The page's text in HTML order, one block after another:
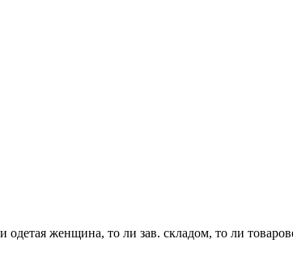
одетая женщина, то ли зав. складом, то ли